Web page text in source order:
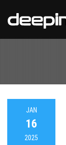
JAN
16
2025